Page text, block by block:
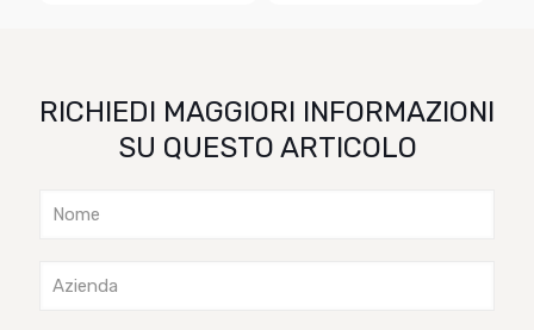
RICHIEDI MAGGIORI INFORMAZIONI
SU QUESTO ARTICOLO